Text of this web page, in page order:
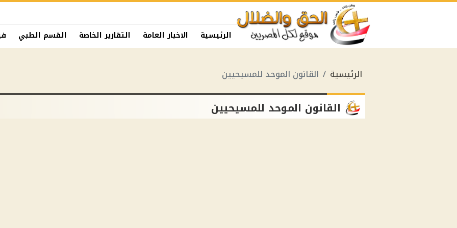
الرئيسية الاخبار العامة التقارير الخاصة القسم الطبي
الرئيسية القانون الموحد للمسيحيين
القانون الموحد للمسيحيين